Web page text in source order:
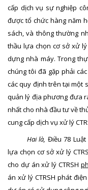
cấp dịch vụ sự nghiệp
được tổ chức hàng năm
sách, và thông thường
thầu lựa chọn cơ sở xử
dựng nhà máy. Trong
chúng tôi đã gặp phải
các quy định trên tại một
quản lý địa phương đưa
nhất cho nhà đầu tư về
cung cấp dịch vụ xử lý
Hai là, Điều 78
lựa chọn cơ sở xử lý
cho dự án xử lý CTRSH
án xử lý CTRSH phát